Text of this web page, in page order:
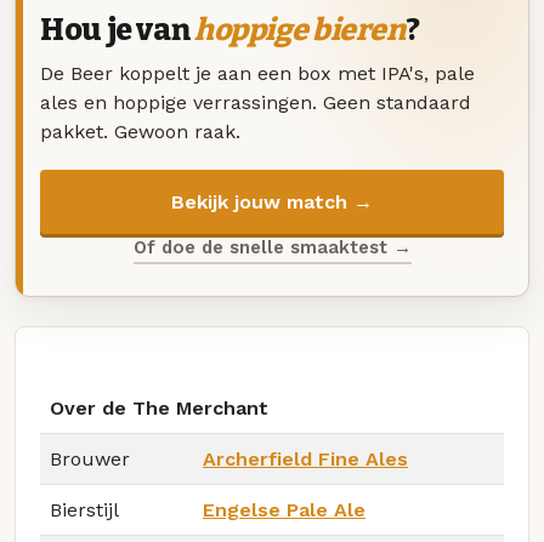
Hou je vanhoppige bieren?
De Beer koppelt je aan een box met IPA's, pale
ales en hoppige verrassingen. Geen standaard
pakket. Gewoon raak.
Bekijk jouw match →
Of doe de snelle smaaktest →
Over de The Merchant
Brouwer Archerfield Fine Ales
Bierstijl Engelse Pale Ale